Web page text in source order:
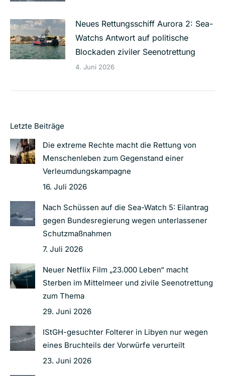
Neues Rettungsschiff Aurora 2: Sea-
Watchs Antwort auf politische
Blockaden ziviler Seenotrettung
4. Juni 2026
Letzte Beiträge
Die extreme Rechte macht die Rettung von
Menschenleben zum Gegenstand einer
Verleumdungskampagne
16. Juli 2026
Nach Schüssen auf die Sea-Watch 5: Eilantrag
gegen Bundesregierung wegen unterlassener
Schutzmaßnahmen
7. Juli 2026
Neuer Netflix Film „23.000 Leben“ macht
Sterben im Mittelmeer und zivile Seenotrettung
zum Thema
29. Juni 2026
IStGH-gesuchter Folterer in Libyen nur wegen
eines Bruchteils der Vorwürfe verurteilt
23. Juni 2026